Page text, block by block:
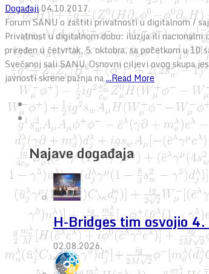
Događaji04.10.2017.
Forum SANU o zaštiti privatnosti u digitalnom /
Privatnost u digitalnom dobu: iluzija ili nacionalni
priređen u četvrtak, 5. oktobra, sa početkom u 10
Svečanoj sali SANU. Osnovni ciljevi ovog skupa
javnosti skrene pažnja na...Read More
Najave događaja
H-Bridges tim osvojio
02.08.2026.